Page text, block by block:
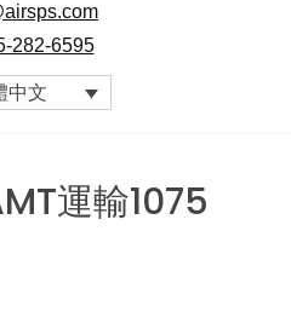
282-6595
中文
運輸1075